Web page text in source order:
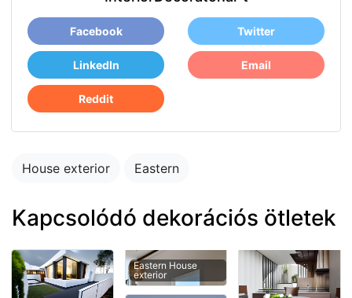
Facebook Twitter
LinkedIn Email
Reddit
House exterior Eastern
Kapcsolódó dekorációs ötletek
Eastern House
exterior